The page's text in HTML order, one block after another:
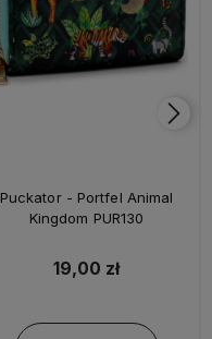
Puckator - Portfel Animal
Kingdom PUR130
19,00 zł